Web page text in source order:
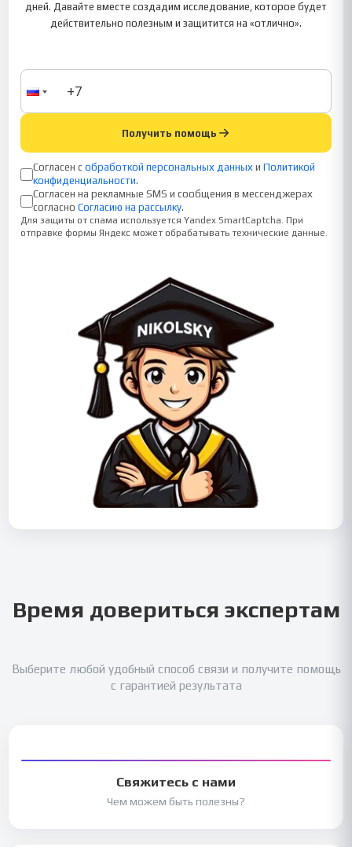
дней. Давайте вместе создадим исследование, которое будет
действительно полезным и защитится на «отлично».
Получить помощь
Согласен с обработкой персональных данных и Политикой
конфиденциальности.
Согласен на рекламные SMS и сообщения в мессенджерах
согласно Согласию на рассылку.
Для защиты от спама используется Yandex SmartCaptcha. При
отправке формы Яндекс может обрабатывать технические данные.
Время довериться экспертам
Выберите любой удобный способ связи и получите помощь
с гарантией результата
Свяжитесь с нами
Чем можем быть полезны?